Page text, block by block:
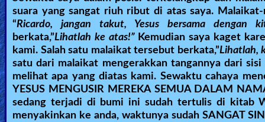
suara yang sangat riuh ribut di atas saya.
“Ricardo, jangan takut, Yesus bersama dengan
berkata,”Lihatlah ke atas!”Kemudian saya kaget
kami. Salah satu malaikat tersebut berkata,”Lihatlah,
satu dari malaikat mengerakkan tangannya dari
melihat apa yang diatas kami. Sewaktu cahaya
YESUS MENGUSIR MEREKA SEMUA DALAM
sedang terjadi di bumi ini sudah tertulis di kitab
menyakinkan ke anda, waktunya sudah SANGAT